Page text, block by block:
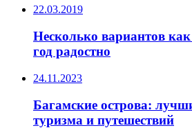
22.03.2019
Несколько вариантов
год радостно
24.11.2023
Багамские острова:
туризма и путешествий